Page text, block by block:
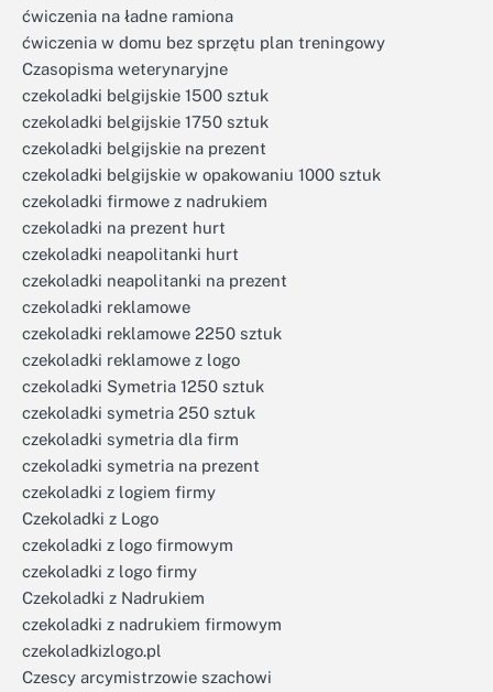
ćwiczenia na ładne ramiona
ćwiczenia w domu bez sprzętu plan treningowy
Czasopisma weterynaryjne
czekoladki belgijskie 1500 sztuk
czekoladki belgijskie 1750 sztuk
czekoladki belgijskie na prezent
czekoladki belgijskie w opakowaniu 1000 sztuk
czekoladki firmowe z nadrukiem
czekoladki na prezent hurt
czekoladki neapolitanki hurt
czekoladki neapolitanki na prezent
czekoladki reklamowe
czekoladki reklamowe 2250 sztuk
czekoladki reklamowe z logo
czekoladki Symetria 1250 sztuk
czekoladki symetria 250 sztuk
czekoladki symetria dla firm
czekoladki symetria na prezent
czekoladki z logiem firmy
Czekoladki z Logo
czekoladki z logo firmowym
czekoladki z logo firmy
Czekoladki z Nadrukiem
czekoladki z nadrukiem firmowym
czekoladkizlogo.pl
Czescy arcymistrzowie szachowi